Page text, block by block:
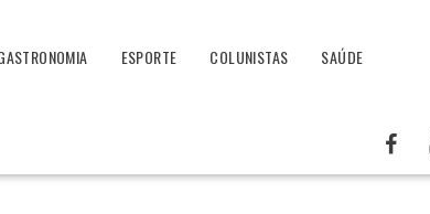
ESPORTE COLUNISTAS
SAÚDE